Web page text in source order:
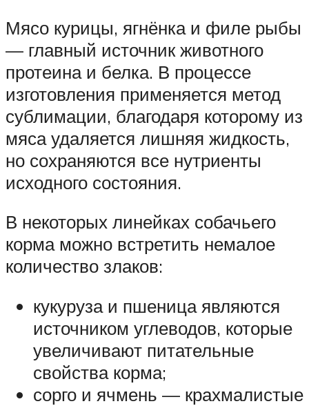
Мясо курицы, ягнёнка и филе рыбы
— главный источник животного
протеина и белка. В процессе
изготовления применяется метод
сублимации, благодаря которому из
мяса удаляется лишняя жидкость,
но сохраняются все нутриенты
исходного состояния.
В некоторых линейках собачьего
корма можно встретить немалое
количество злаков:
кукуруза и пшеница являются
источником углеводов, которые
увеличивают питательные
свойства корма;
сорго и ячмень — крахмалистые